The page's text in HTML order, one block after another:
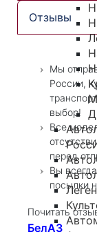
Отзывы
Мы
России,
выбор!
Все
перед
Вы
посылки
Почитать
БелАЗ